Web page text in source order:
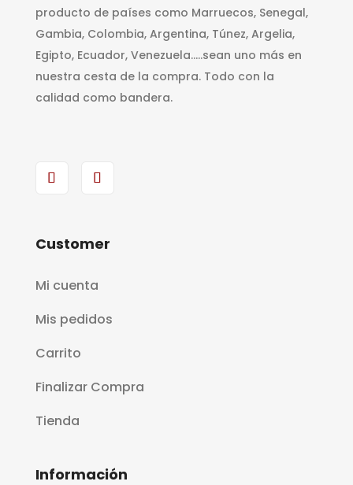
producto de países como Marruecos, Senegal,
Gambia, Colombia, Argentina, Túnez, Argelia,
Egipto, Ecuador, Venezuela…..sean uno más en
nuestra cesta de la compra. Todo con la
calidad como bandera.
Customer
Mi cuenta
Mis pedidos
Carrito
Finalizar Compra
Tienda
Información